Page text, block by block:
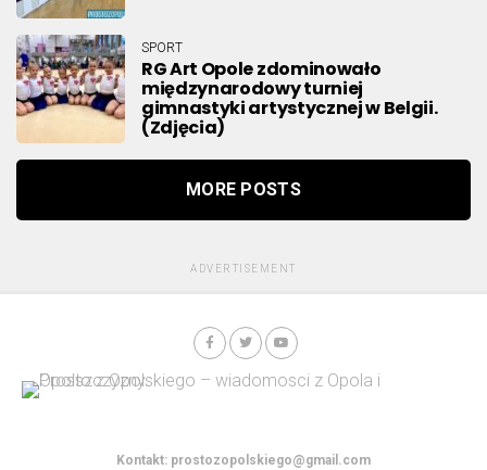
SPORT
RG Art Opole zdominowało
międzynarodowy turniej
gimnastyki artystycznej w Belgii.
(Zdjęcia)
MORE POSTS
ADVERTISEMENT
Kontakt: prostozopolskiego@gmail.com